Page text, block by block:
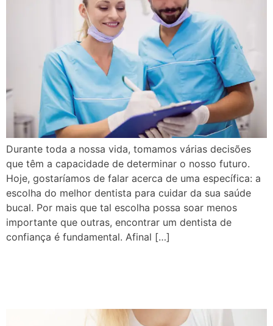
Durante toda a nossa vida, tomamos várias decisões
que têm a capacidade de determinar o nosso futuro.
Hoje, gostaríamos de falar acerca de uma específica: a
escolha do melhor dentista para cuidar da sua saúde
bucal. Por mais que tal escolha possa soar menos
importante que outras, encontrar um dentista de
confiança é fundamental. Afinal […]